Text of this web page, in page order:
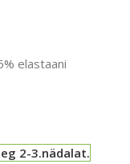
elastaani
2-3.nädalat.